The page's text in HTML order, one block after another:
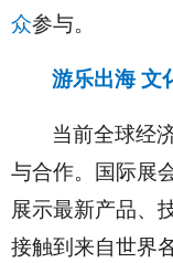
众参与。
游乐出海 文
当前全球经
与合作。国际展
展示最新产品、
接触到来自世界